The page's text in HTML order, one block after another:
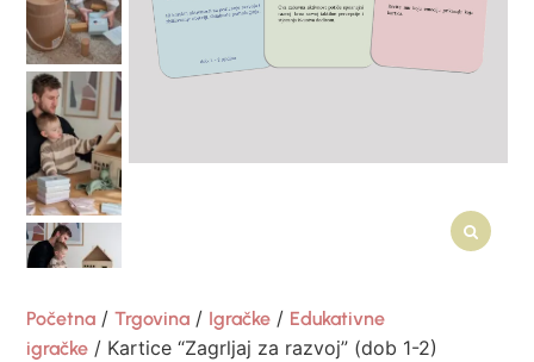
Početna /Trgovina / Igračke / Edukativne
igračke / Kartice “Zagrljaj za razvoj” (dob 1-2)